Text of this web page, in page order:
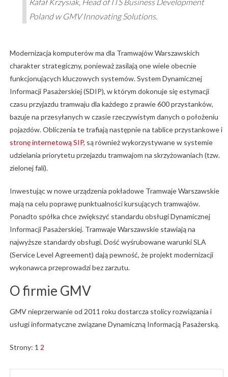
Rafał Krzysiak, Head of ITS Business Development
Poland w GMV Innovating Solutions.
Modernizacja komputerów ma dla Tramwajów Warszawskich
charakter strategiczny, ponieważ zasilają one wiele obecnie
funkcjonujących kluczowych systemów. System Dynamicznej
Informacji Pasażerskiej (SDIP), w którym dokonuje się estymacji
czasu przyjazdu tramwaju dla każdego z prawie 600 przystanków,
bazuje na przesyłanych w czasie rzeczywistym danych o położeniu
pojazdów. Obliczenia te trafiają następnie na tablice przystankowe i
stronę internetową SIP, są również wykorzystywane w systemie
udzielania priorytetu przejazdu tramwajom na skrzyżowaniach (tzw.
zielonej fali).
Inwestując w nowe urządzenia pokładowe Tramwaje Warszawskie
mają na celu poprawę punktualności kursujących tramwajów.
Ponadto spółka chce zwiększyć standardu obsługi Dynamicznej
Informacji Pasażerskiej. Tramwaje Warszawskie stawiają na
najwyższe standardy obsługi. Dość wyśrubowane warunki SLA
(Service Level Agreement) dają pewność, że projekt modernizacji
wykonawca przeprowadzi bez zarzutu.
O firmie GMV
GMV nieprzerwanie od 2011 roku dostarcza stolicy rozwiązania i
usługi informatyczne związane Dynamiczną Informacją Pasażerską.
Strony: 1 2